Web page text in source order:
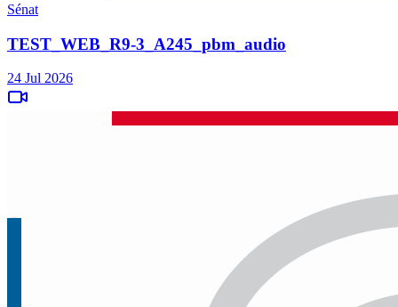
Sénat
TEST_WEB_R9-3_A245_pbm_audio
24 Jul 2026